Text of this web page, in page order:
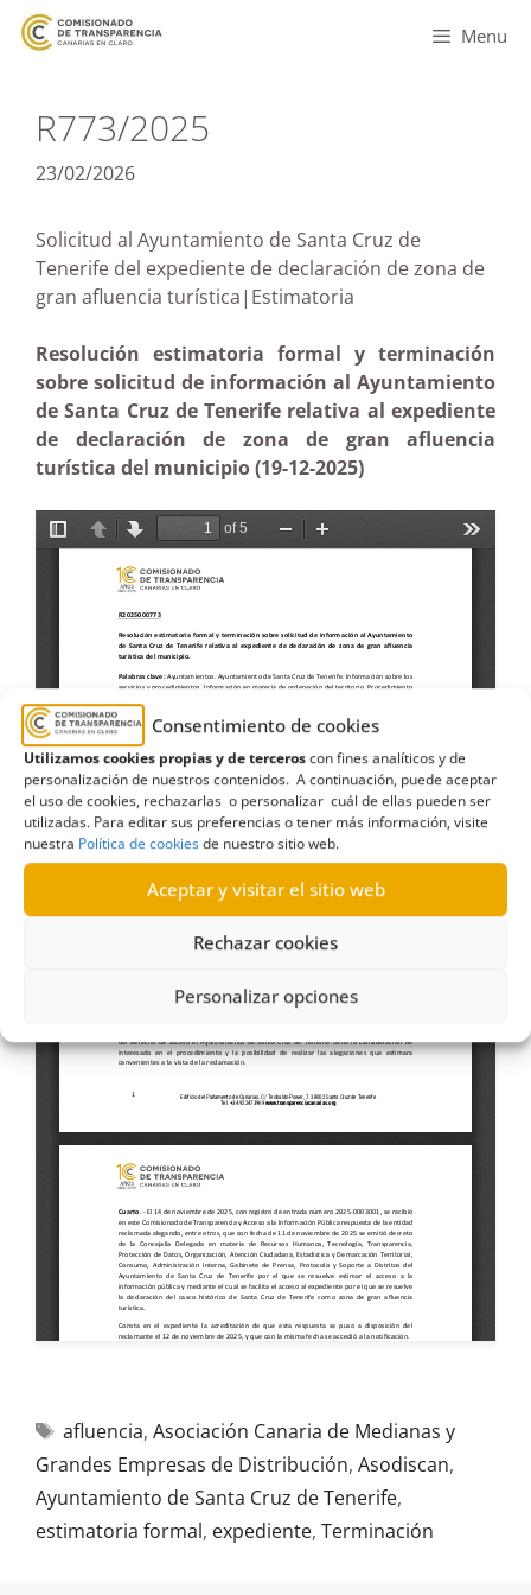
Consentimiento de cookies
Utilizamos cookies propias y de terceroscon fines analíticos y de
personalización de nuestros contenidos. A continuación, puede aceptar
el uso de cookies, rechazarlas o personalizar cuál de ellas pueden ser
utilizadas. Para editar sus preferencias o tener más información, visite
nuestra Política de cookiesde nuestro sitio web.
Aceptar y visitar el sitio web
Rechazar cookies
Personalizar opciones
Menu
R773/2025
23/02/2026
Solicitud al Ayuntamiento de Santa Cruz de
Tenerife del expediente de declaración de zona de
gran afluencia turística|Estimatoria
Resolución estimatoria formal y terminación
sobre solicitud de información al Ayuntamiento
de Santa Cruz de Tenerife relativa al expediente
de declaración de zona de gran afluencia
turística del municipio (19-12-2025)
afluencia, Asociación Canaria de Medianas y
Grandes Empresas de Distribución, Asodiscan,
Ayuntamiento de Santa Cruz de Tenerife,
estimatoria formal, expediente, Terminación